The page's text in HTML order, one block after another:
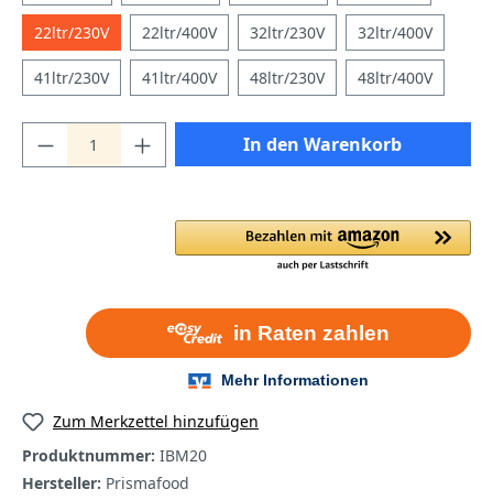
22ltr/230V 22ltr/400V 32ltr/230V 32ltr/400V
41ltr/230V 41ltr/400V 48ltr/230V 48ltr/400V
In den Warenkorb
Zum Merkzettel hinzufügen
Produktnummer: IBM20
Hersteller: Prismafood